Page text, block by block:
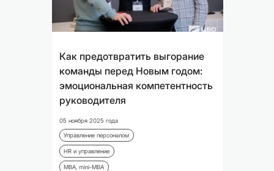
Как предотвратить выгорание
команды перед Новым годом:
эмоциональная компетентность
руководителя
05 ноября 2025 года
Управление персоналом
HR и управление
MBA, mini-MBA